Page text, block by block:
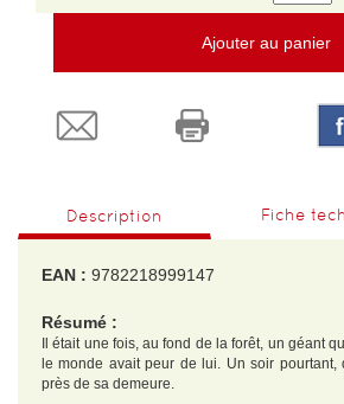
Ajouter au panier
Description Fiche
EAN : 9782218999147
Résumé :
Il était une fois, au fond de la forêt, un géant
le monde avait peur de lui. Un soir pourtant,
près de sa demeure.